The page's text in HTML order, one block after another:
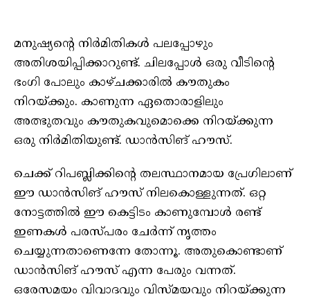
മനുഷ്യന്റെ നിര്‍മിതികള്‍ പലപ്പോഴും
അതിശയിപ്പിക്കാറുണ്ട്. ചിലപ്പോള്‍ ഒരു വീടിന്റെ
ഭംഗി പോലും കാഴ്ചക്കാരില്‍ കൗതുകം
നിറയ്ക്കും. കാണുന്ന ഏതൊരാളിലും
അത്ഭുതവും കൗതുകവുമൊക്കെ നിറയ്ക്കുന്ന
ഒരു നിര്‍മിതിയുണ്ട്. ഡാന്‍സിങ് ഹൗസ്.
ചെക്ക് റിപബ്ലിക്കിന്റെ തലസ്ഥാനമായ പ്രേഗിലാണ്
ഈ ഡാന്‍സിങ് ഹൗസ് നിലകൊള്ളുന്നത്. ഒറ്റ
നോട്ടത്തില്‍ ഈ കെട്ടിടം കാണുമ്പോള്‍ രണ്ട്
ഇണകള്‍ പരസ്പരം ചേര്‍ന്ന് നൃത്തം
ചെയ്യുന്നതാണെന്നേ തോന്നൂ. അതുകൊണ്ടാണ്
ഡാന്‍സിങ് ഹൗസ് എന്ന പേരും വന്നത്.
ഒരേസമയം വിവാദവും വിസ്മയവും നിറയ്ക്കുന്ന